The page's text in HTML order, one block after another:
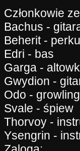
Członkowie
Bachus -
Beherit -
Edri - bas
Garga -
Gwydion -
Odo - growling
Svale - śpiew
Thorvoy -
Ysengrin -